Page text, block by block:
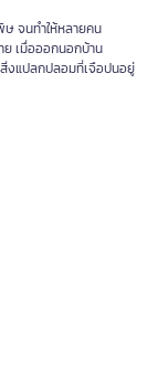
ษ จนทำให้หลายคน
ย เมื่อออกนอกบ้าน
งแปลกปลอมที่เจือปนอยู่